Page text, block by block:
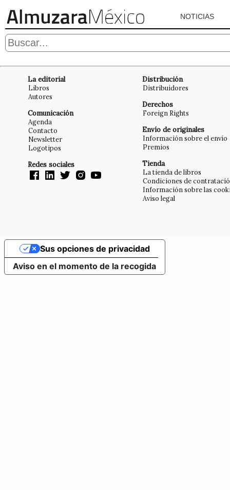
NOTICIAS
La editorial
Libros
Autores
Comunicación
Agenda
Contacto
Newsletter
Logotipos
Redes sociales
Distribución
Distribuidores
Derechos
Foreign Rights
Envío de originales
Información sobre el envío
Premios
Tienda
La tienda de libros
Condiciones de
Información sobre las
Aviso legal
Aviso en el momento de la recogida
Sus opciones de privacidad